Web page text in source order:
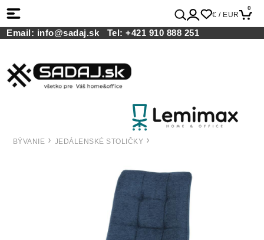
€ / EUR
0
Email: info@sadaj.sk Tel:+421 910 888 251
BÝVANIE JEDÁLENSKÉ STOLIČKY